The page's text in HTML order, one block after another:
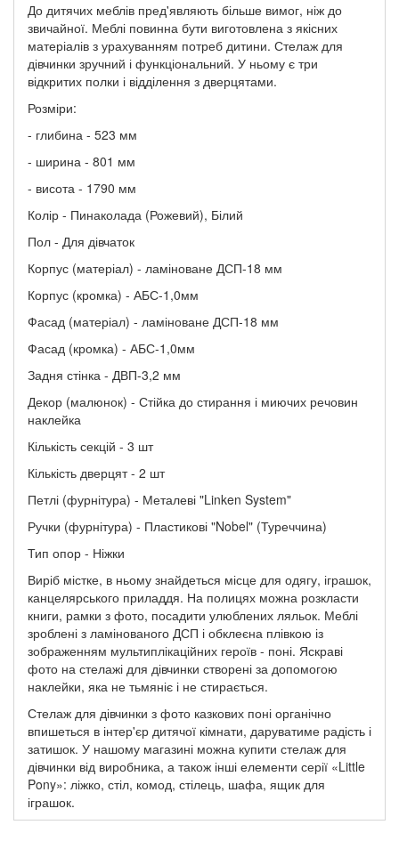
До дитячих меблів пред'являють більше вимог, ніж до
звичайної. Меблі повинна бути виготовлена ​​з якісних
матеріалів з урахуванням потреб дитини. Стелаж для
дівчинки зручний і функціональний. У ньому є три
відкритих полки і відділення з дверцятами.
Розміри:
- глибина - 523 мм
- ширина - 801 мм
- висота - 1790 мм
Колір - Пинаколада (Рожевий), Білий
Пол - Для дівчаток
Корпус (матеріал) - ламіноване ДСП-18 мм
Корпус (кромка) - АБС-1,0мм
Фасад (матеріал) - ламіноване ДСП-18 мм
Фасад (кромка) - АБС-1,0мм
Задня стінка - ДВП-3,2 мм
Декор (малюнок) - Стійка до стирання і миючих речовин
наклейка
Кількість секцій - 3 шт
Кількість дверцят - 2 шт
Петлі (фурнітура) - Металеві "Linken System"
Ручки (фурнітура) - Пластикові "Nobel" (Туреччина)
Тип опор - Ніжки
Виріб містке, в ньому знайдеться місце для одягу, іграшок,
канцелярського приладдя. На полицях можна розкласти
книги, рамки з фото, посадити улюблених ляльок. Меблі
зроблені з ламінованого ДСП і обклеєна плівкою із
зображенням мультиплікаційних героїв - поні. Яскраві
фото на стелажі для дівчинки створені за допомогою
наклейки, яка не тьмяніє і не стирається.
Стелаж для дівчинки з фото казкових поні органічно
впишеться в інтер'єр дитячої кімнати, даруватиме радість і
затишок. У нашому магазині можна купити стелаж для
дівчинки від виробника, а також інші елементи серії «Little
Pony»: ліжко, стіл, комод, стілець, шафа, ящик для
іграшок.